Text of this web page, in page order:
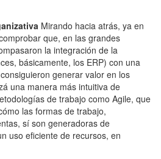
Mirando hacia atrás, ya en
que, en las grandes
la integración de la
básicamente, los ERP) con una
generar valor en los
una manera más intuitiva de
de trabajo como Agile, que
las formas de trabajo,
sí son generadoras de
uso eficiente de recursos, en